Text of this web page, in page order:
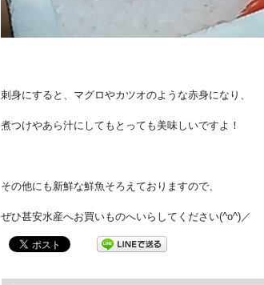
刺身にすると、マグロやカツオのような赤身になり、
煮つけやあら汁にしてもとっても美味しいですよ！
その他にも新鮮な鮮魚そろえておりますので、
ぜひ甚安水産へお買いものへいらしてください(^o^)／